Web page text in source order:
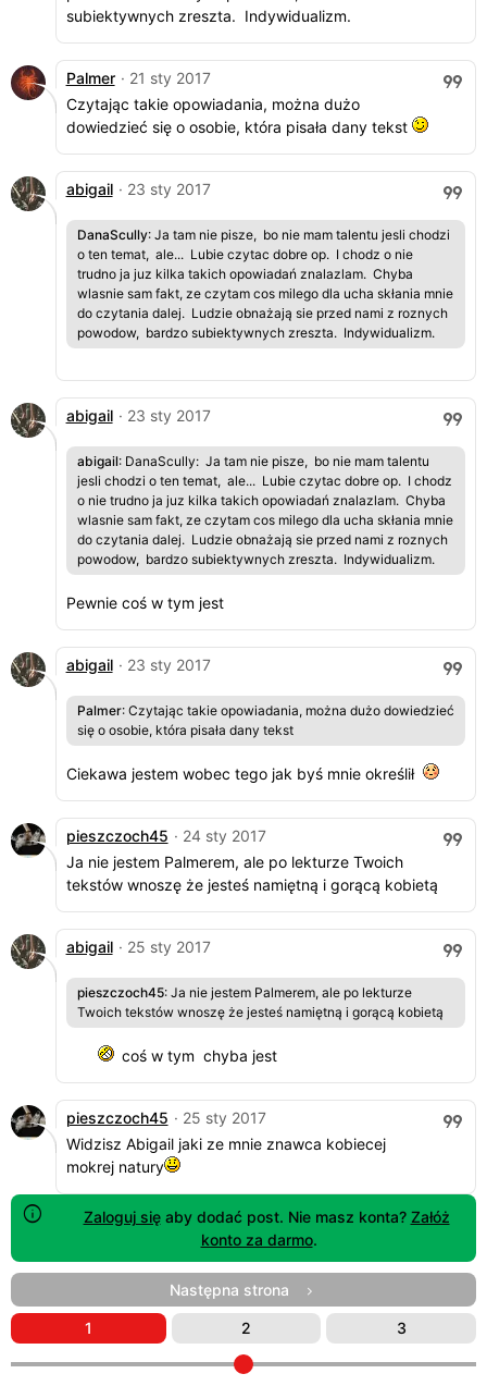
subiektywnych zreszta. Indywidualizm.
Palmer · 21 sty 2017
Czytając takie opowiadania, można dużo
dowiedzieć się o osobie, która pisała dany tekst
abigail · 23 sty 2017
DanaScully: Ja tam nie pisze, bo nie mam talentu jesli chodzi
o ten temat, ale... Lubie czytac dobre op. I chodz o nie
trudno ja juz kilka takich opowiadań znalazlam. Chyba
wlasnie sam fakt, ze czytam cos milego dla ucha skłania mnie
do czytania dalej. Ludzie obnażają sie przed nami z roznych
powodow, bardzo subiektywnych zreszta. Indywidualizm.
abigail · 23 sty 2017
abigail: DanaScully: Ja tam nie pisze, bo nie mam talentu
jesli chodzi o ten temat, ale... Lubie czytac dobre op. I chodz
o nie trudno ja juz kilka takich opowiadań znalazlam. Chyba
wlasnie sam fakt, ze czytam cos milego dla ucha skłania mnie
do czytania dalej. Ludzie obnażają sie przed nami z roznych
powodow, bardzo subiektywnych zreszta. Indywidualizm.
Pewnie coś w tym jest
abigail · 23 sty 2017
Palmer: Czytając takie opowiadania, można dużo dowiedzieć
się o osobie, która pisała dany tekst
Ciekawa jestem wobec tego jak byś mnie określił
pieszczoch45 · 24 sty 2017
Ja nie jestem Palmerem, ale po lekturze Twoich
tekstów wnoszę że jesteś namiętną i gorącą kobietą
abigail · 25 sty 2017
pieszczoch45: Ja nie jestem Palmerem, ale po lekturze
Twoich tekstów wnoszę że jesteś namiętną i gorącą kobietą
coś w tym chyba jest
pieszczoch45 · 25 sty 2017
Widzisz Abigail jaki ze mnie znawca kobiecej
mokrej natury
Zaloguj sięaby dodać post. Nie masz konta? Załóż
konto za darmo.
Następna strona
1 2 3